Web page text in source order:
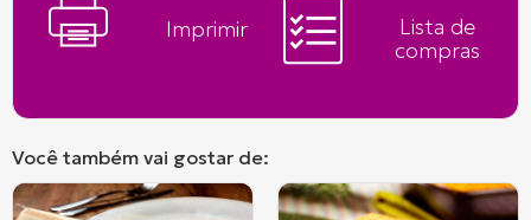
Imprimir
Lista de
compras
Você também vai gostar de: